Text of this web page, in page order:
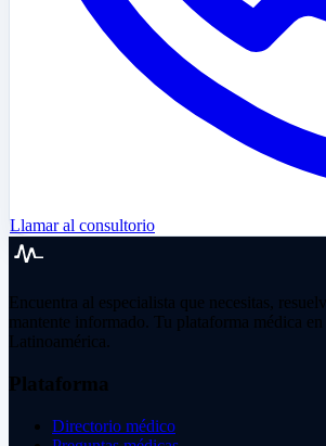
Llamar al consultorio
Encuentra al especialista que necesitas,
mantente informado. Tu plataforma médica
Latinoamérica.
Plataforma
Directorio médico